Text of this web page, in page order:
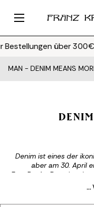
über 300€
MAN - DENIM MEANS
Denim ist eines der
aber am 30. April
Zum
Denim Day
, dem
Gewalt, wird Denim
Dieser Gedenktag
...